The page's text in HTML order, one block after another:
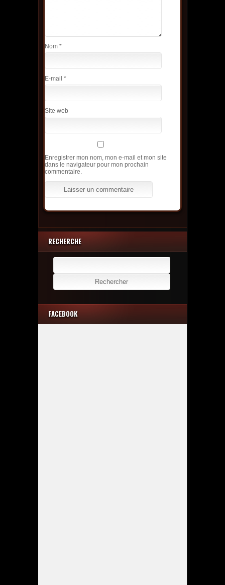
Nom *
E-mail *
Site web
Enregistrer mon nom, mon e-mail et mon site
dans le navigateur pour mon prochain
commentaire.
RECHERCHE
Rechercher :
FACEBOOK